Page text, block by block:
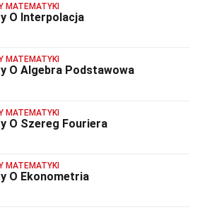
MATEMATYKI
O Interpolacja
MATEMATYKI
O Algebra Podstawowa
MATEMATYKI
O Szereg Fouriera
MATEMATYKI
O Ekonometria